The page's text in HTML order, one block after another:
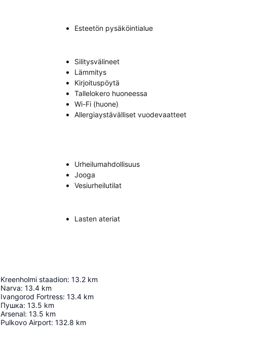
Esteetön pysäköintialue
Silitysvälineet
Lämmitys
Kirjoituspöytä
Tallelokero huoneessa
Wi-Fi (huone)
Allergiaystävälliset vuodevaatteet
Urheilumahdollisuus
Jooga
Vesiurheilutilat
Lasten ateriat
Kreenholmi staadion: 13.2 km
Narva: 13.4 km
Ivangorod Fortress: 13.4 km
Пушка: 13.5 km
Arsenal: 13.5 km
Pulkovo Airport: 132.8 km